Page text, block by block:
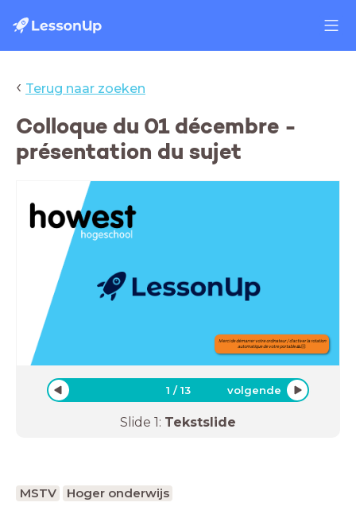
‹ Terug naar zoeken
Colloque du 01 décembre -
présentation du sujet
Merci de démarrer votre ordinateur / d'activer la rotation
automatique de votre portable🙏🏻
1 /13 volgende
Slide 1: Tekstslide
MSTV Hoger onderwijs